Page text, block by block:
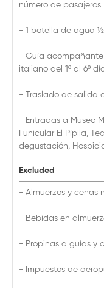
número de pasajeros
- 1 botella de agua
- Guía
italiano del 1º al 6º
- Traslado de salida
- Entradas a Museo
Funicular El Pípila,
degustación,
Excluded
- Almuerzos y cenas
- Bebidas en
- Propinas a guías y
- Impuestos de